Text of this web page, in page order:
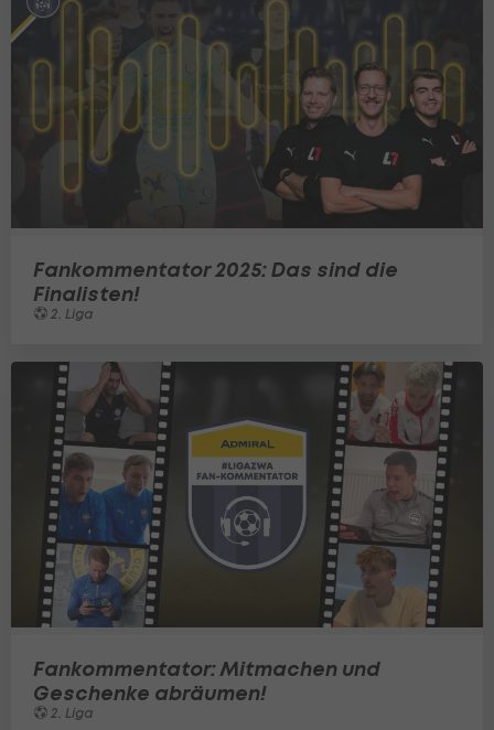
Fankommentator 2025: Das sind die
Finalisten!
2. Liga
Fankommentator: Mitmachen und
Geschenke abräumen!
2. Liga